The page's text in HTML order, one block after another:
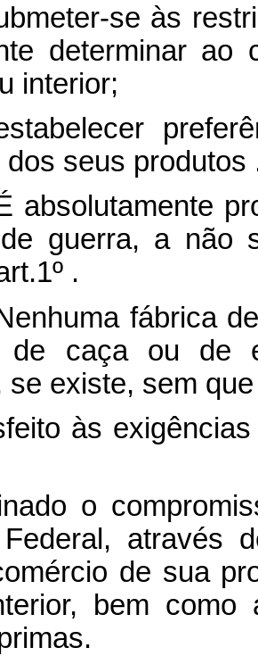
se às
determinar
interior;
dos seus produtos
absolutamente
guerra, a não
.
fábrica
de caça ou de
se existe, sem
às
o
através
de sua
bem como